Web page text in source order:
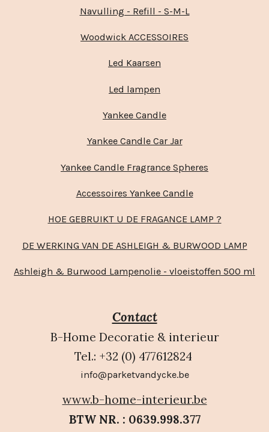
Navulling - Refill - S-M-L
Woodwick ACCESSOIRES
Led Kaarsen
Led lampen
Yankee Candle
Yankee Candle Car Jar
Yankee Candle Fragrance Spheres
Accessoires Yankee Candle
HOE GEBRUIKT U DE FRAGANCE LAMP ?
DE WERKING VAN DE ASHLEIGH & BURWOOD LAMP
Ashleigh & Burwood Lampenolie - vloeistoffen 500 ml
Contact
B-Home Decoratie & interieur
Tel.: +32 (0) 477612824
info@parketvandycke.be
www.b-home-interieur.be
BTW NR. : 0639.998.377